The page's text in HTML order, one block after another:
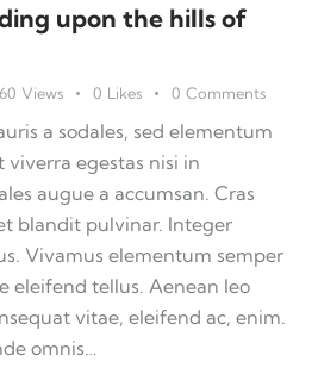
upon the hills of
Views 0 Likes 0 Comments
a sodales, sed elementum
egestas nisi in
augue a accumsan. Cras
blandit pulvinar. Integer
Vivamus elementum semper
eleifend tellus. Aenean leo
vitae, eleifend ac, enim.
omnis…